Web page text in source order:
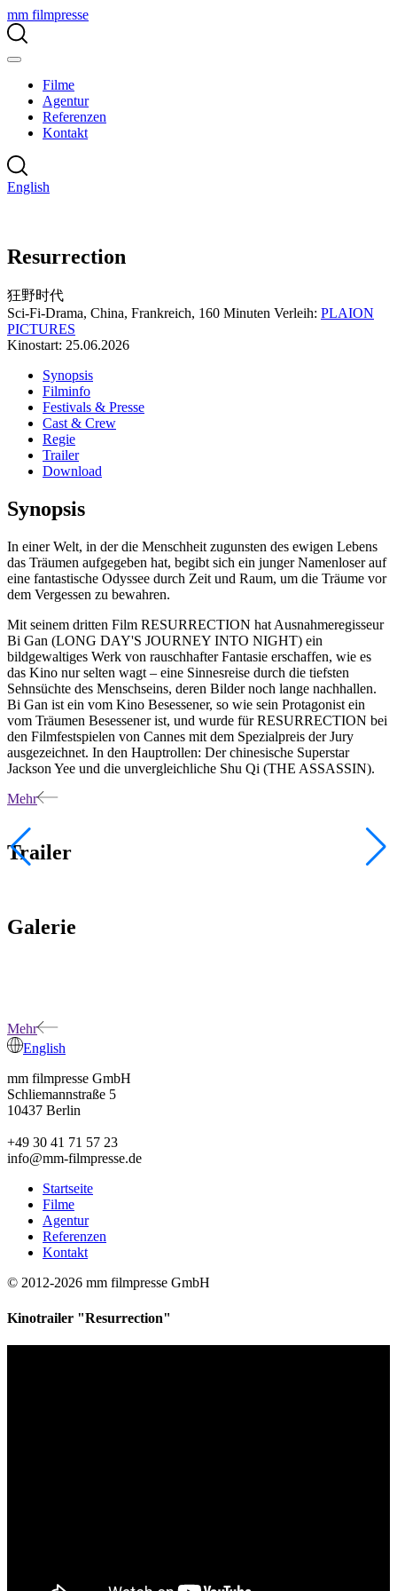
mm filmpresse
Filme
Agentur
Referenzen
Kontakt
English
Resurrection
狂野时代
Sci-Fi-Drama, China, Frankreich, 160 Minuten Verleih: PLAION
PICTURES
Kinostart: 25.06.2026
Synopsis
Filminfo
Festivals & Presse
Cast & Crew
Regie
Trailer
Download
Synopsis
In einer Welt, in der die Menschheit zugunsten des ewigen Lebens
das Träumen aufgegeben hat, begibt sich ein junger Namenloser auf
eine fantastische Odyssee durch Zeit und Raum, um die Träume vor
dem Vergessen zu bewahren.
Mit seinem dritten Film RESURRECTION hat Ausnahmeregisseur
Bi Gan (LONG DAY'S JOURNEY INTO NIGHT) ein
bildgewaltiges Werk von rauschhafter Fantasie erschaffen, wie es
das Kino nur selten wagt – eine Sinnesreise durch die tiefsten
Sehnsüchte des Menschseins, deren Bilder noch lange nachhallen.
Bi Gan ist ein vom Kino Besessener, so wie sein Protagonist ein
vom Träumen Besessener ist, und wurde für RESURRECTION bei
den Filmfestspielen von Cannes mit dem Spezialpreis der Jury
ausgezeichnet. In den Hauptrollen: Der chinesische Superstar
Jackson Yee und die unvergleichliche Shu Qi (THE ASSASSIN).
Mehr
Trailer
Galerie
Mehr
English
mm filmpresse GmbH
Schliemannstraße 5
10437 Berlin
+49 30 41 71 57 23
info@mm-filmpresse.de
Startseite
Filme
Agentur
Referenzen
Kontakt
© 2012-2026 mm filmpresse GmbH
Kinotrailer "Resurrection"